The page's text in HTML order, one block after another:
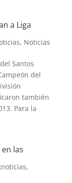
a Liga
, Noticias
Santos
del
también
Para la
las
,